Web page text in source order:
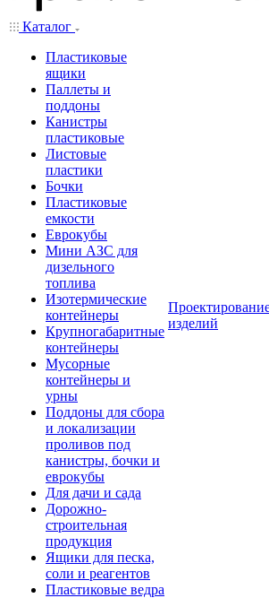
Каталог
Пластиковые
ящики
Паллеты и
поддоны
Канистры
пластиковые
Листовые
пластики
Бочки
Пластиковые
емкости
Еврокубы
Мини АЗС для
дизельного
топлива
Изотермические
контейнеры
Крупногабаритные
контейнеры
Мусорные
контейнеры и
урны
Поддоны для сбора
и локализации
проливов под
канистры, бочки и
еврокубы
Для дачи и сада
Дорожно-
строительная
продукция
Ящики для песка,
соли и реагентов
Пластиковые ведра
изделий